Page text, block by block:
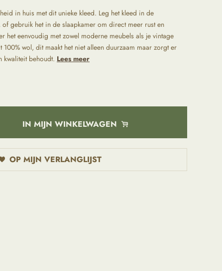
in huis met dit unieke kleed. Leg het kleed in de
gebruik het in de slaapkamer om direct meer rust en
het eenvoudig met zowel moderne meubels als je vintage
100% wol, dit maakt het niet alleen duurzaam maar zorgt er
kwaliteit behoudt. Lees meer
IN MIJN WINKELWAGEN
OP MIJN VERLANGLIJST